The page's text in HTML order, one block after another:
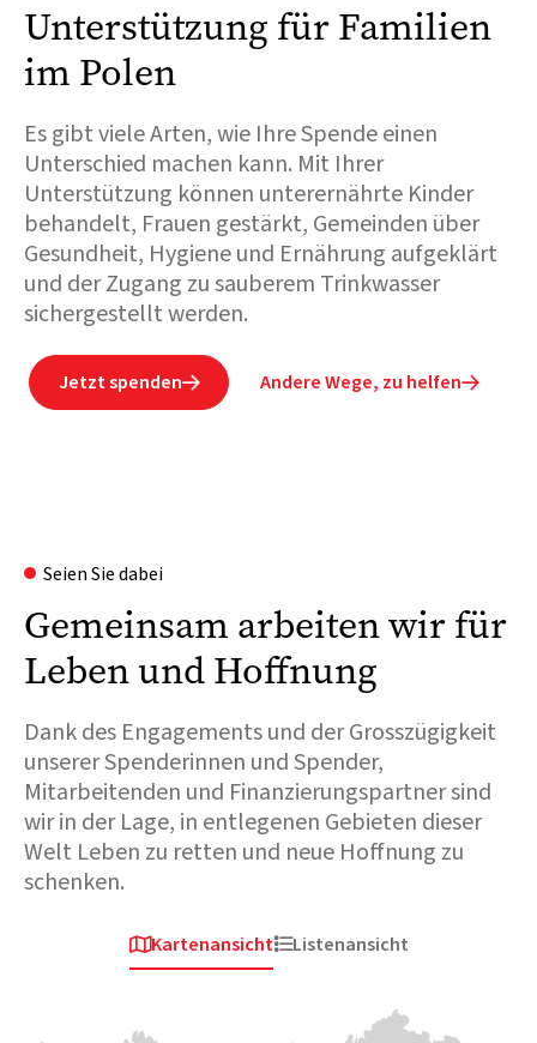
Unterstützung für Familien
im Polen
Es gibt viele Arten, wie Ihre Spende einen
Unterschied machen kann. Mit Ihrer
Unterstützung können unterernährte Kinder
behandelt, Frauen gestärkt, Gemeinden über
Gesundheit, Hygiene und Ernährung aufgeklärt
und der Zugang zu sauberem Trinkwasser
sichergestellt werden.
Jetzt spenden Andere Wege, zu helfen
Seien Sie dabei
Gemeinsam arbeiten wir für
Leben und Hoffnung
Dank des Engagements und der Grosszügigkeit
unserer Spenderinnen und Spender,
Mitarbeitenden und Finanzierungspartner sind
wir in der Lage, in entlegenen Gebieten dieser
Welt Leben zu retten und neue Hoffnung zu
schenken.
KartenansichtListenansicht